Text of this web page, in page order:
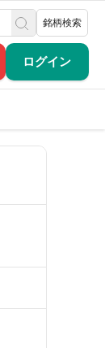
ログイン
銘柄検索